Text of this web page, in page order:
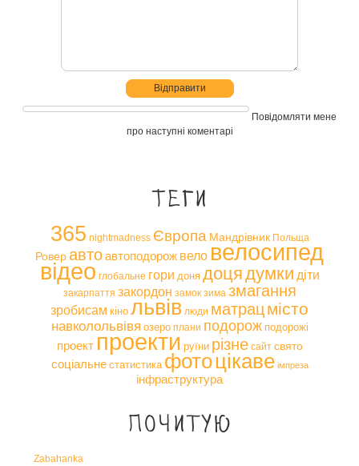
Повідомляти мене
про наступні коментарі
Теги
365 nightmadness Європа Мандрівник Польща
Роверавтоавтоподорож вело велосипед
відео глобальне гори доня доцядумки діти
закарпаття закордон замок зима змагання
зробисам кіно львів люди матрацмісто
навколольвівя озеро плани подорож подорожі
проект проекти руїни різне сайт свято
соціальне статистика фотоцікаве імпреза
інфраструктура
Почитую
Zabahanka